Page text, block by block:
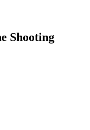
Shooting